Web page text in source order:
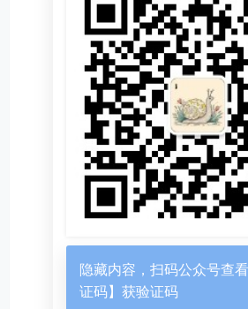
隐藏内容，扫码公众号查
证码】获验证码